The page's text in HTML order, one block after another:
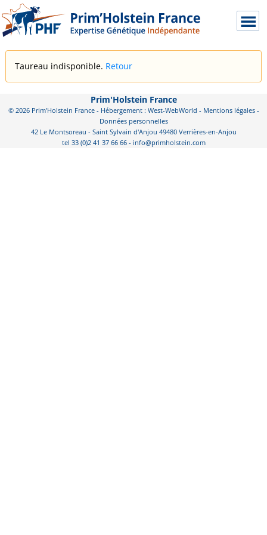
Taureau indisponible. Retour
Prim'Holstein France
© 2026 Prim'Holstein France - Hébergement : West-WebWorld - Mentions légales-
Données personnelles
42 Le Montsoreau - Saint Sylvain d'Anjou 49480 Verrières-en-Anjou
tel 33 (0)2 41 37 66 66 - info@primholstein.com